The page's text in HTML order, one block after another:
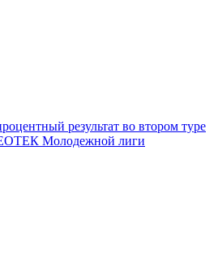
результат во втором туре
Молодежной лиги